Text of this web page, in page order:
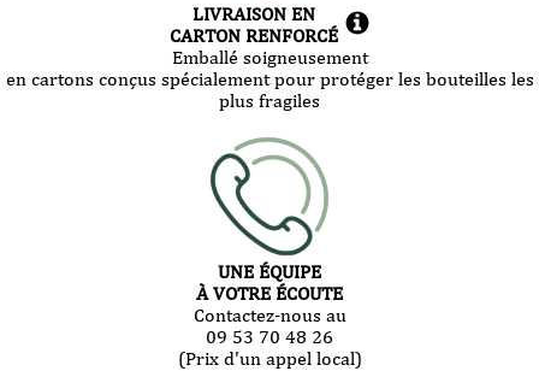
LIVRAISON EN
CARTON RENFORCÉ
Emballé soigneusement
en cartons conçus spécialement pour protéger les bouteilles les
plus fragiles
UNE ÉQUIPE
À VOTRE ÉCOUTE
Contactez-nous au
09 53 70 48 26
(Prix d'un appel local)